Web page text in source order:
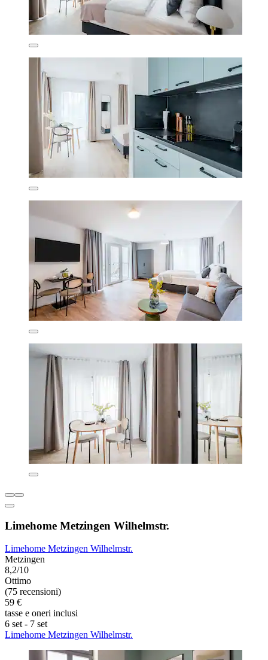
Limehome Metzingen Wilhelmstr.
Limehome Metzingen Wilhelmstr.
Metzingen
8,2/10
Ottimo
(75 recensioni)
59 €
tasse e oneri inclusi
6 set - 7 set
Limehome Metzingen Wilhelmstr.